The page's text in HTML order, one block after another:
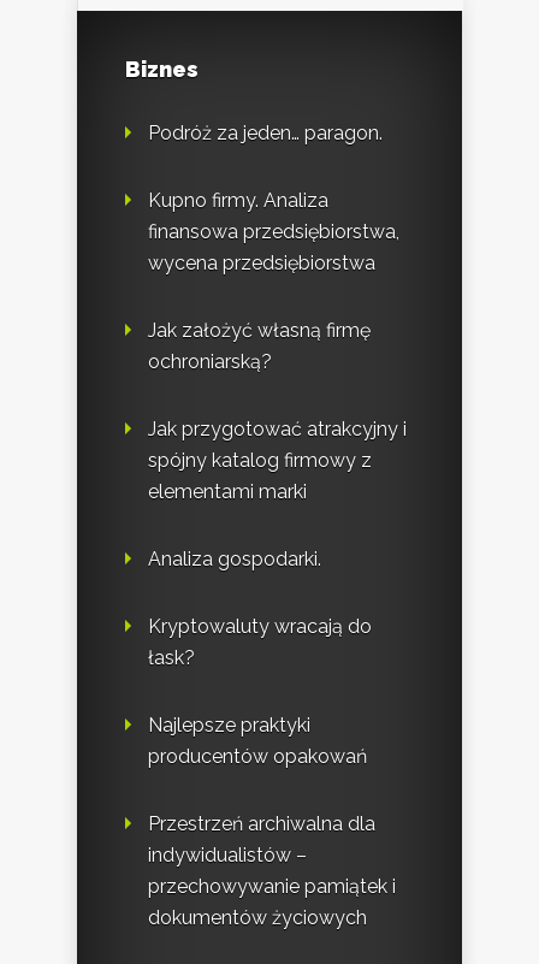
Biznes
Podróż za jeden… paragon.
Kupno firmy. Analiza
finansowa przedsiębiorstwa,
wycena przedsiębiorstwa
Jak założyć własną firmę
ochroniarską?
Jak przygotować atrakcyjny i
spójny katalog firmowy z
elementami marki
Analiza gospodarki.
Kryptowaluty wracają do
łask?
Najlepsze praktyki
producentów opakowań
Przestrzeń archiwalna dla
indywidualistów –
przechowywanie pamiątek i
dokumentów życiowych